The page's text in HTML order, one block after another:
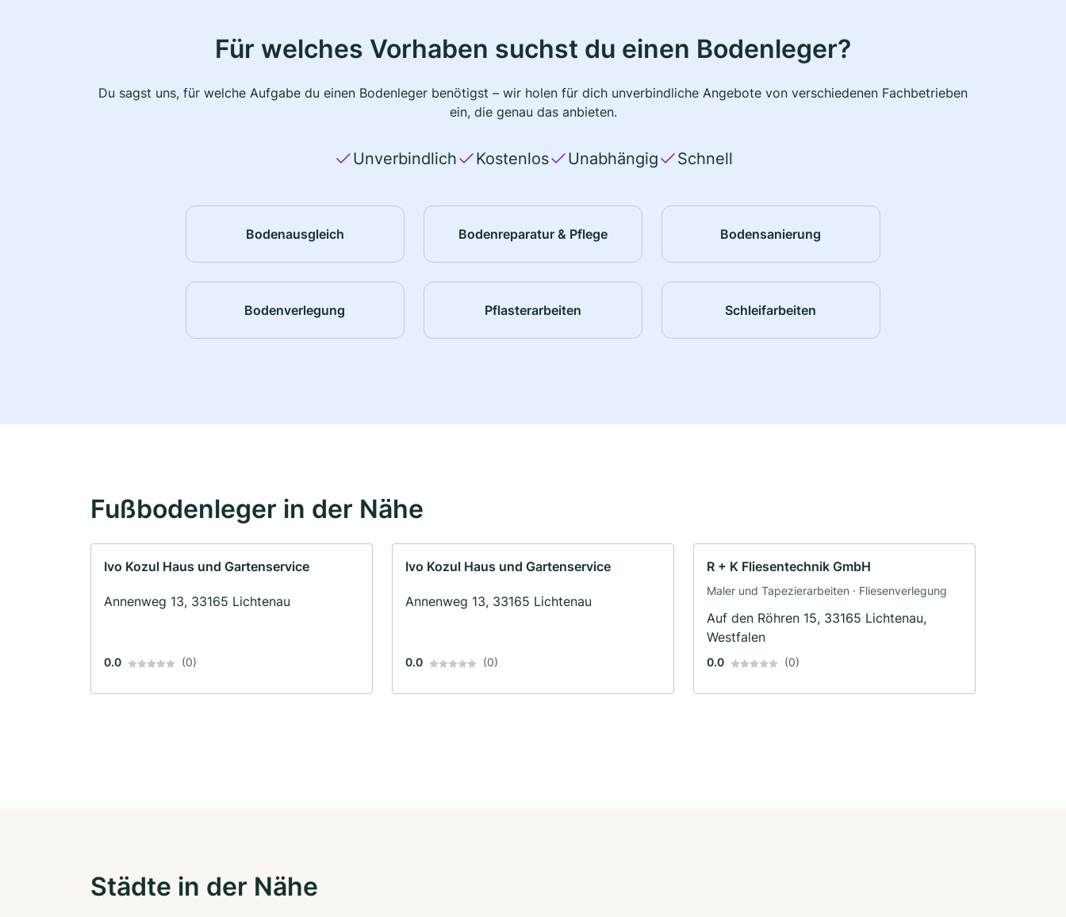
Für welches Vorhaben suchst du einen Bodenleger?
Du sagst uns, für welche Aufgabe du einen Bodenleger benötigst – wir holen für dich unverbindliche Angebote von verschiedenen Fachbetrieben
ein, die genau das anbieten.
Unverbindlich Kostenlos Unabhängig Schnell
Bodenausgleich Bodenreparatur & Pflege Bodensanierung
Bodenverlegung Pflasterarbeiten Schleifarbeiten
Fußbodenleger in der Nähe
Ivo Kozul Haus und Gartenservice
Annenweg 13, 33165 Lichtenau
0.0 (0)
Ivo Kozul Haus und Gartenservice
Annenweg 13, 33165 Lichtenau
0.0 (0)
R + K Fliesentechnik GmbH
Maler und Tapezierarbeiten · Fliesenverlegung
Auf den Röhren 15, 33165 Lichtenau,
Westfalen
0.0 (0)
Städte in der Nähe